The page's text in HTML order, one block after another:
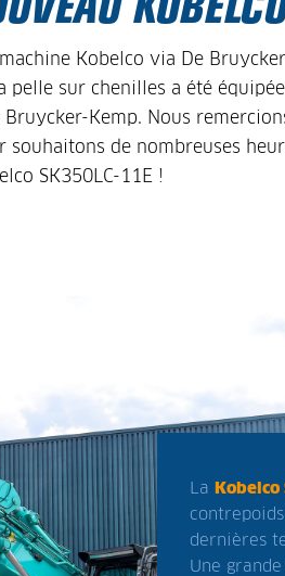
Kobelco via De
pelle sur chenilles a été
Kemp. Nous
de nombreuses
SK350LC-11E !
La Kobelco
dernières
Une